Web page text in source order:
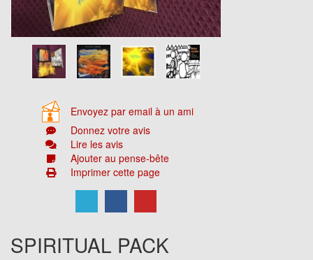
Envoyez par email à un ami
Donnez votre avis
Lire les avis
Ajouter au pense-bête
Imprimer cette page
SPIRITUAL PACK